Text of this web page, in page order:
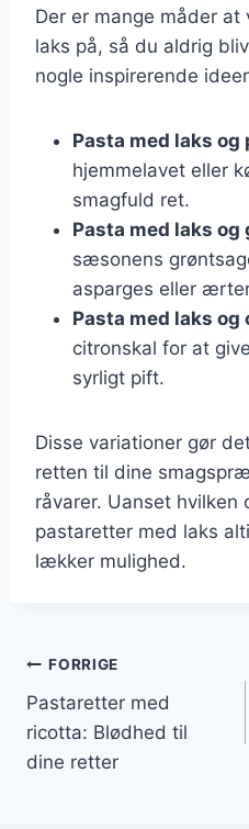
Der er mange måder
laks på, så du aldrig
nogle inspirerende
Pasta med laks og
hjemmelavet eller
smagfuld ret.
Pasta med laks
sæsonens
asparges eller
Pasta med laks
citronskal for at
syrligt pift.
Disse variationer gør
retten til dine
råvarer. Uanset
pastaretter med laks
lækker mulighed.
FORRIGE
Pastaretter med
ricotta: Blødhed til
dine retter